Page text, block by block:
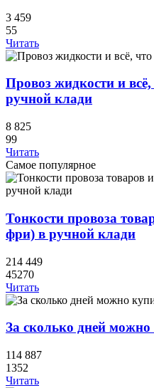
3 459
55
Читать
Провоз жидкости и
ручной клади
8 825
99
Читать
Самое популярное
Тонкости провоза
фри) в ручной клади
214 449
45270
Читать
За сколько дней можно
114 887
1352
Читать